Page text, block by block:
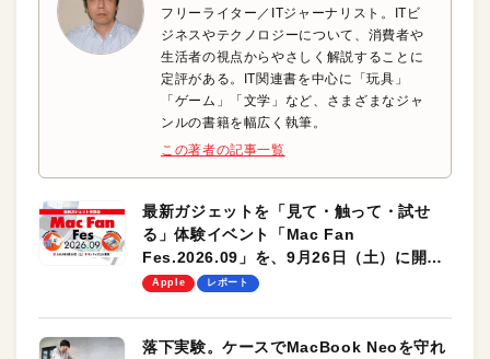
フリーライター／ITジャーナリスト。ITビ
ジネスやテクノロジーについて、消費者や
生活者の視点からやさしく解説することに
定評がある。IT関連書を中心に「玩具」
「ゲーム」「文学」など、さまざまなジャ
ンルの書籍を幅広く執筆。
この著者の記事一覧
最新ガジェットを「見て・触って・試せ
る」体験イベント「Mac Fan
Fes.2026.09」を、9月26日（土）に開催
します！
Apple レポート
落下実験。ケースでMacBook Neoを守れ